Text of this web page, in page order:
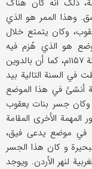
ذلک أنه کان هناک
وهذا الممر هو الذي
وکان یتمتع خلال
هو الذي هُزم فیه
بالدوین الثالث علی ید نورالدین محمود زنکي سنة ۱۱۵۷م، کما أن بالدوین
سقطت في السنة التالیة بید
أنشئ في هذا الموضع
فتحات کان مایزال قائماً في ۱۴۵۰م، وکان جسر بنات یعقوب
الأخری المقامة
في موضع یدعی فیق،
و کان هذا الجسر
لنهر الأردن. ویوجد